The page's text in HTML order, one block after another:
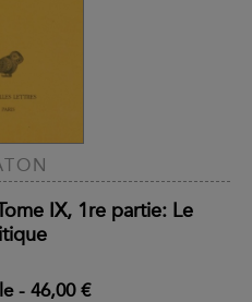
IX, 1re partie: Le
- 46,00 €